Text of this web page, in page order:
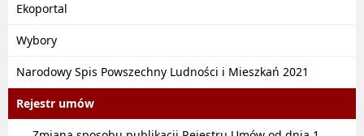
Ekoportal
Wybory
Narodowy Spis Powszechny Ludności i Mieszkań 2021
Rejestr umów